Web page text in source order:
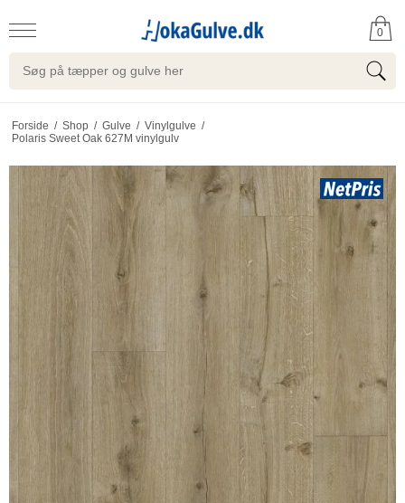
0
Forside / Shop / Gulve / Vinylgulve /
Polaris Sweet Oak 627M vinylgulv